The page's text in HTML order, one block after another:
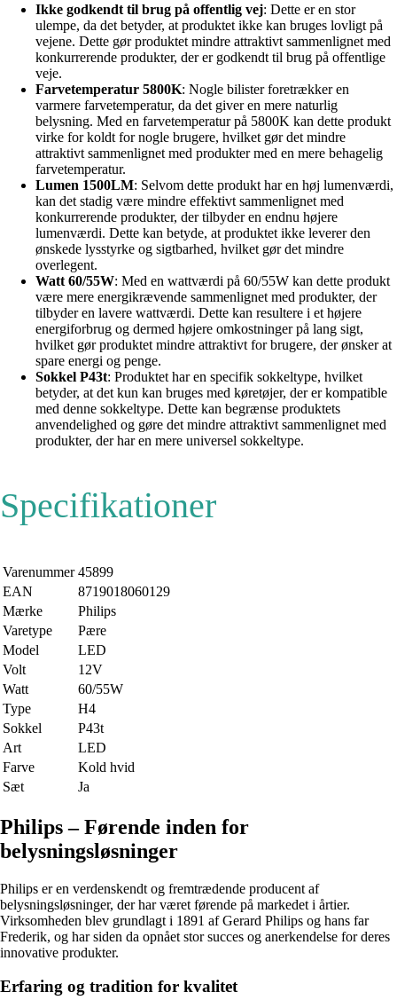
Ikke godkendt til brug på offentlig vej: Dette er en stor
ulempe, da det betyder, at produktet ikke kan bruges lovligt på
vejene. Dette gør produktet mindre attraktivt sammenlignet med
konkurrerende produkter, der er godkendt til brug på offentlige
veje.
Farvetemperatur 5800K: Nogle bilister foretrækker en
varmere farvetemperatur, da det giver en mere naturlig
belysning. Med en farvetemperatur på 5800K kan dette produkt
virke for koldt for nogle brugere, hvilket gør det mindre
attraktivt sammenlignet med produkter med en mere behagelig
farvetemperatur.
Lumen 1500LM: Selvom dette produkt har en høj lumenværdi,
kan det stadig være mindre effektivt sammenlignet med
konkurrerende produkter, der tilbyder en endnu højere
lumenværdi. Dette kan betyde, at produktet ikke leverer den
ønskede lysstyrke og sigtbarhed, hvilket gør det mindre
overlegent.
Watt 60/55W: Med en wattværdi på 60/55W kan dette produkt
være mere energikrævende sammenlignet med produkter, der
tilbyder en lavere wattværdi. Dette kan resultere i et højere
energiforbrug og dermed højere omkostninger på lang sigt,
hvilket gør produktet mindre attraktivt for brugere, der ønsker at
spare energi og penge.
Sokkel P43t: Produktet har en specifik sokkeltype, hvilket
betyder, at det kun kan bruges med køretøjer, der er kompatible
med denne sokkeltype. Dette kan begrænse produktets
anvendelighed og gøre det mindre attraktivt sammenlignet med
produkter, der har en mere universel sokkeltype.
Specifikationer
Varenummer 45899
EAN
8719018060129
Mærke
Philips
Varetype
Pære
Model
LED
Volt
12V
Watt
60/55W
Type
H4
Sokkel
P43t
Art
LED
Farve
Kold hvid
Sæt
Ja
Philips – Førende inden for
belysningsløsninger
Philips er en verdenskendt og fremtrædende producent af
belysningsløsninger, der har været førende på markedet i årtier.
Virksomheden blev grundlagt i 1891 af Gerard Philips og hans far
Frederik, og har siden da opnået stor succes og anerkendelse for deres
innovative produkter.
Erfaring og tradition for kvalitet